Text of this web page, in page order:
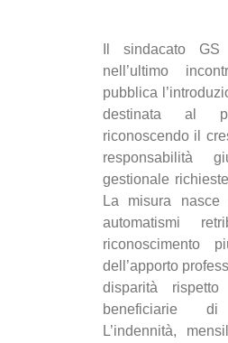
Il sindacato GS
nell’ultimo
pubblica
destinata al
riconoscendo il
responsabilità
gestionale
La misura nasce
automatismi
riconoscimento
dell’apporto
disparità
beneficiarie di
L’indennità,